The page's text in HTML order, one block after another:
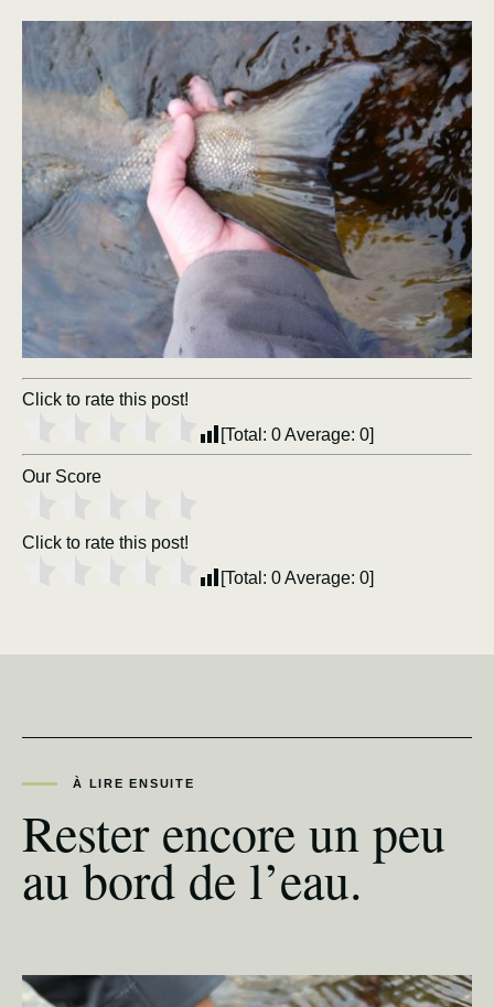
Click to rate this post!
[Total: 0Average: 0]
Our Score
Click to rate this post!
[Total: 0Average: 0]
À LIRE ENSUITE
Rester encore un peu
au bord de l’eau.